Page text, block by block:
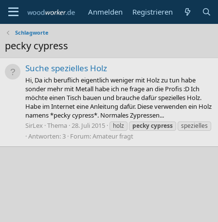
Anmelden Registrieren
Schlagworte
pecky cypress
Suche spezielles Holz
Hi, Da ich beruflich eigentlich weniger mit Holz zu tun habe
sonder mehr mit Metall habe ich ne frage an die Profis :D Ich
möchte einen Tisch bauen und brauche dafür spezielles Holz.
Habe im Internet eine Anleitung dafür. Diese verwenden ein Holz
namens *pecky cypress*. Normales Zypressen...
SirLex Thema 28. Juli 2015 holz peckycypress spezielles
Antworten: 3 Forum:Amateur fragt